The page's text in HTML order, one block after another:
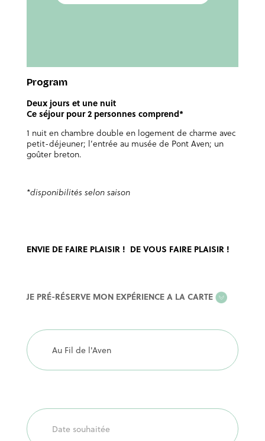
Program
Deux jours et une nuit
Ce séjour pour 2 personnes comprend*
1 nuit en chambre double en logement de charme avec
petit-déjeuner; l’entrée au musée de Pont Aven; un
goûter breton.
*disponibilités selon saison
ENVIE DE FAIRE PLAISIR ! DE VOUS FAIRE PLAISIR !
EXPERIENCE
CARTE
JE PRÉ-RÉSERVE MON EXPÉRIENCE A LA CARTE